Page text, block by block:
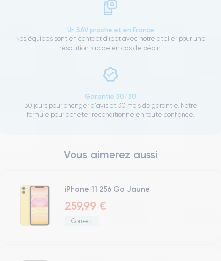
Un SAV proche et en France
Nos équipes sont en contact direct avec notre atelier pour une
résolution rapide en cas de pépin.
Garantie 30/30
30 jours pour changer d'avis et 30 mois de garantie. Notre
formule pour acheter reconditionné en toute confiance.
Vous aimerez aussi
iPhone 11 256 Go Jaune
259,99 €
Correct